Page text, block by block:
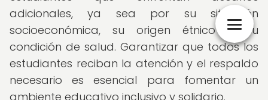
adicionales, ya sea por su situación
socioeconómica, su origen étnico o su
condición de salud. Garantizar que todos los
estudiantes reciban la atención y el respaldo
necesario es esencial para fomentar un
ambiente educativo inclusivo y solidario.